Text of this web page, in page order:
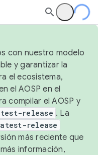
con nuestro modelo
y garantizar la
el ecosistema,
el AOSP en el
compilar el AOSP y
release . La
release
más reciente que
información,